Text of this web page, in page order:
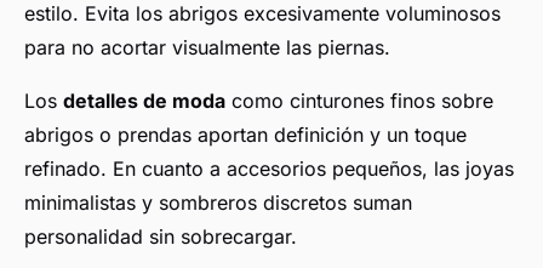
estilo. Evita los abrigos excesivamente voluminosos
para no acortar visualmente las piernas.
Los detalles de moda como cinturones finos sobre
abrigos o prendas aportan definición y un toque
refinado. En cuanto a accesorios pequeños, las joyas
minimalistas y sombreros discretos suman
personalidad sin sobrecargar.